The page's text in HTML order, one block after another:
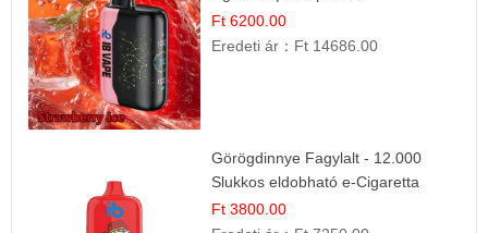
Ft 6200.00
Eredeti ár： Ft 14686.00
Görögdinnye Fagylalt - 12.000
Slukkos eldobható e-Cigaretta
Ft 3800.00